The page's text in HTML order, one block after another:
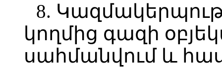
8.
կողմից գազի
սահմանվում և